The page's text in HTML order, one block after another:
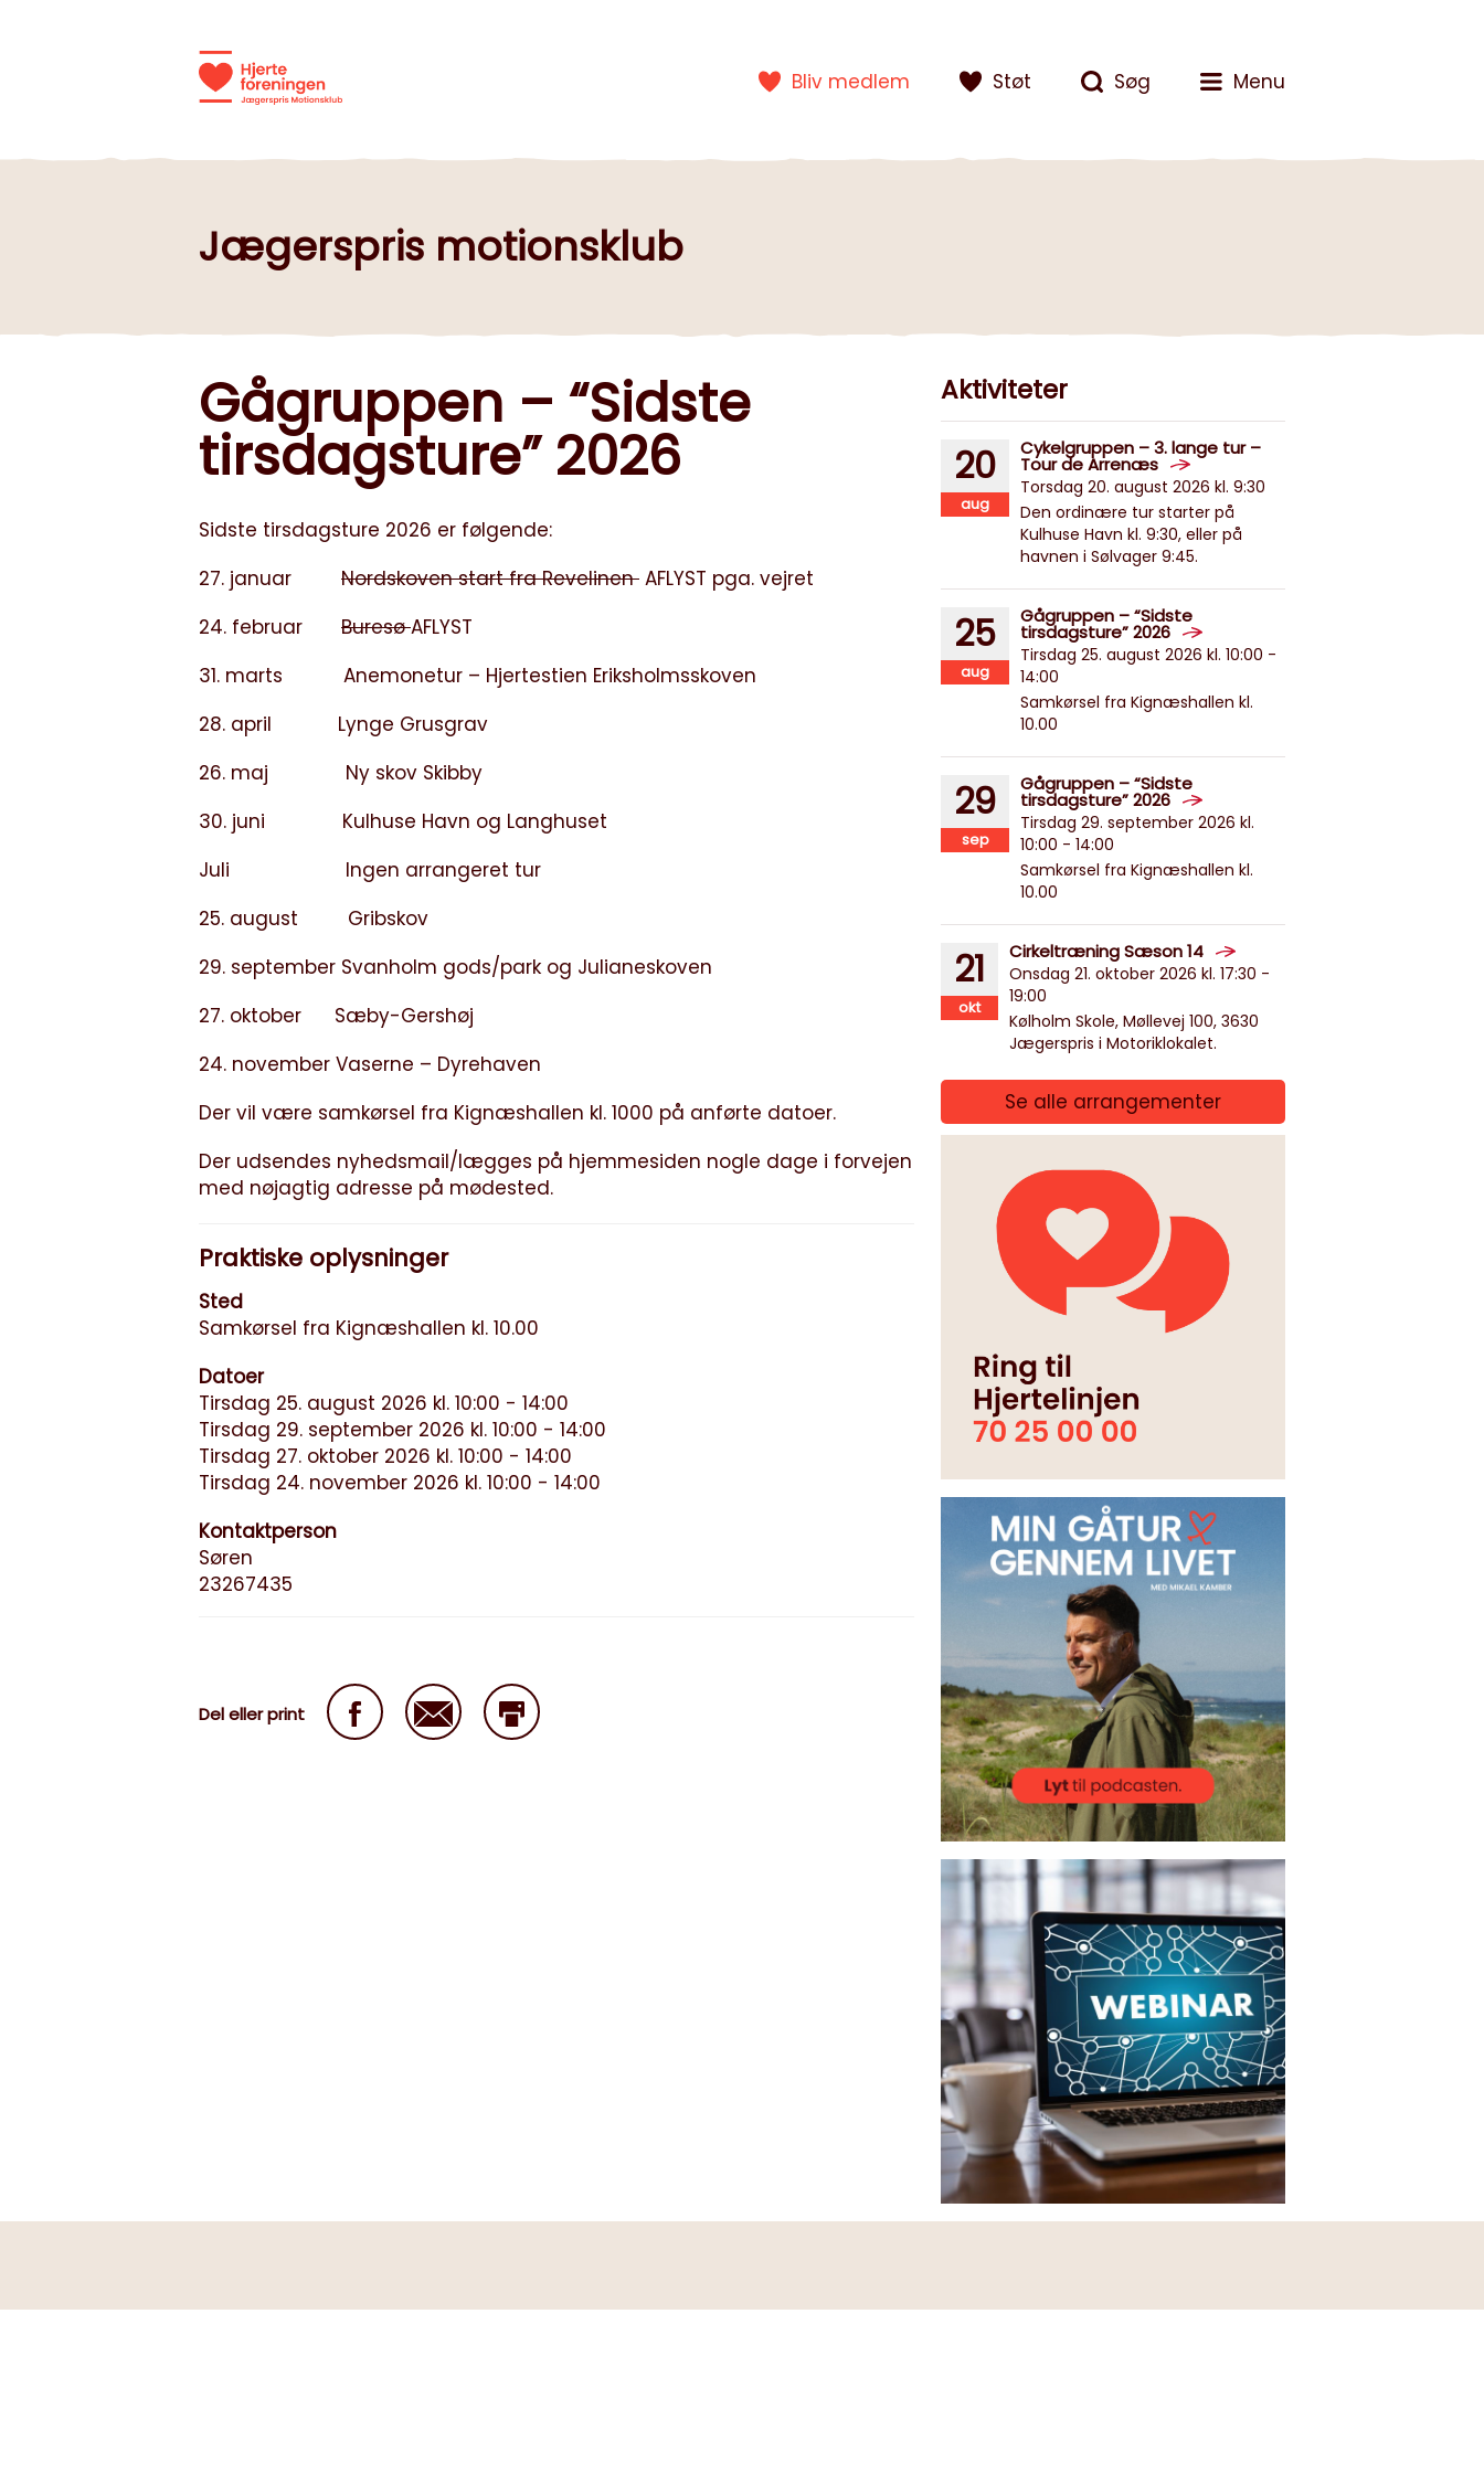
Bliv medlem Støt Søg Menu
Jægerspris motionsklub
Gågruppen – “Sidste
tirsdagsture” 2026
Sidste tirsdagsture 2026 er følgende:
27. januar Nordskoven start fra Revelinen AFLYST pga. vejret
24. februar BuresøAFLYST
31. marts Anemonetur – Hjertestien Eriksholmsskoven
28. april Lynge Grusgrav
26. maj Ny skov Skibby
30. juni Kulhuse Havn og Langhuset
Juli Ingen arrangeret tur
25. august Gribskov
29. september Svanholm gods/park og Julianeskoven
27. oktober Sæby-Gershøj
24. november Vaserne – Dyrehaven
Der vil være samkørsel fra Kignæshallen kl. 1000 på anførte datoer.
Der udsendes nyhedsmail/lægges på hjemmesiden nogle dage i forvejen
med nøjagtig adresse på mødested.
Praktiske oplysninger
Sted
Samkørsel fra Kignæshallen kl. 10.00
Datoer
Tirsdag 25. august 2026 kl. 10:00 - 14:00
Tirsdag 29. september 2026 kl. 10:00 - 14:00
Tirsdag 27. oktober 2026 kl. 10:00 - 14:00
Tirsdag 24. november 2026 kl. 10:00 - 14:00
Kontaktperson
Søren
23267435
Del eller print
Aktiviteter
20
aug
Cykelgruppen – 3. lange tur –
Tour de Arrenæs
Torsdag 20. august 2026 kl. 9:30
Den ordinære tur starter på
Kulhuse Havn kl. 9:30, eller på
havnen i Sølvager 9:45.
25
aug
Gågruppen – “Sidste
tirsdagsture” 2026
Tirsdag 25. august 2026 kl. 10:00 -
14:00
Samkørsel fra Kignæshallen kl.
10.00
29
sep
Gågruppen – “Sidste
tirsdagsture” 2026
Tirsdag 29. september 2026 kl.
10:00 - 14:00
Samkørsel fra Kignæshallen kl.
10.00
21
okt
Cirkeltræning Sæson 14
Onsdag 21. oktober 2026 kl. 17:30 -
19:00
Kølholm Skole, Møllevej 100, 3630
Jægerspris i Motoriklokalet.
Se alle arrangementer